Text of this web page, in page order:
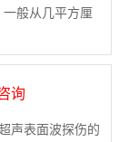
般从几平方厘
询
声表面波探伤的